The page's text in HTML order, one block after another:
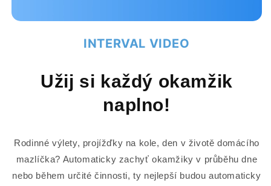
INTERVAL VIDEO
Užij si každý okamžik
naplno!
Rodinné výlety, projížďky na kole, den v životě domácího
mazlíčka? Automaticky zachyť okamžiky v průběhu dne
nebo během určité činnosti, ty nejlepší budou automaticky